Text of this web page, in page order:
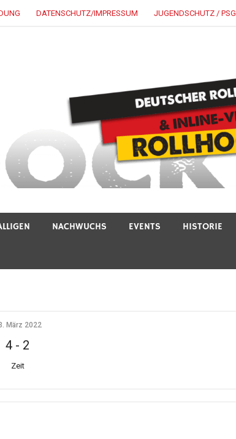
DATENSCHUTZ/IMPRESSUM JUGENDSCHUTZ / PSG
NACHWUCHS EVENTS HISTORIE
März 2022
4 - 2
Zeit